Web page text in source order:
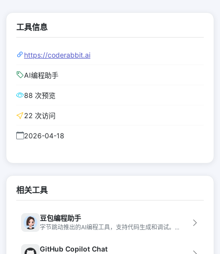
工具信息
https://coderabbit.ai
AI编程助手
88 次预览
22 次访问
2026-04-18
相关工具
豆包编程助手
字节跳动推出的AI编程工具，支持代码生成和调试。...
GitHub Copilot Chat